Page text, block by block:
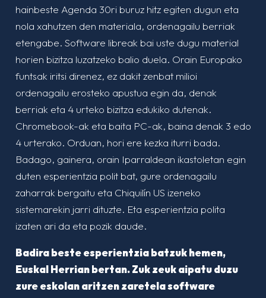
hainbeste Agenda 30ri buruz hitz egiten dugun eta
nola xahutzen den materiala, ordenagailu berriak
etengabe. Software libreak bai uste dugu material
horien bizitza luzatzeko balio duela. Orain Europako
funtsak iritsi direnez, ez dakit zenbat milioi
ordenagailu erosteko apustua egin da, denak
berriak eta 4 urteko bizitza edukiko dutenak.
Chromebook-ak eta baita PC-ak, baina denak 3 edo
4 urterako. Orduan, hori ere kezka iturri bada.
Badago, gainera, orain Iparraldean ikastoletan egin
duten esperientzia polit bat, gure ordenagailu
zaharrak bergaitu eta Chiquilín US izeneko
sistemarekin jarri dituzte. Eta esperientzia polita
izaten ari da eta pozik daude.
Badira beste esperientzia batzuk hemen,
Euskal Herrian bertan. Zuk zeuk aipatu duzu
zure eskolan aritzen zaretela software